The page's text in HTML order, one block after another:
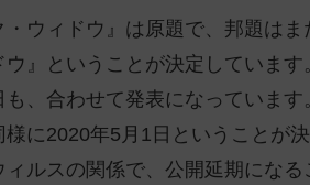
ウィドウ』は原題で、邦題は
ウ』ということが決定しています
、合わせて発表になっています
に2020年5月1日ということが決
ィルスの関係で、公開延期になる